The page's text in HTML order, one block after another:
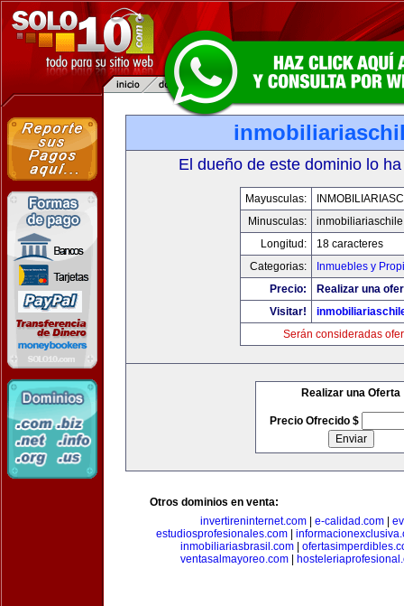
El dueño de este dominio lo
Mayusculas:
Minusculas:
Longitud:
18 caracteres
Categorias:
Inmuebles y
Precio:
Realizar una
Visitar!
Serán consideradas
Realizar una Oferta
Precio Ofrecido $
Otros dominios en venta:
invertireninternet.com| e-calidad.com|
estudiosprofesionales.com|
inmobiliariasbrasil.com
ventasalmayoreo.com